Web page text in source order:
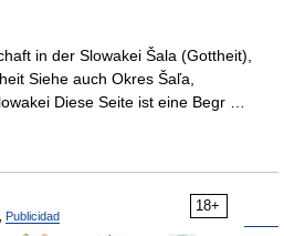
in der Slowakei Šala (Gottheit),
Siehe auch Okres Šaľa,
Diese Seite ist eine Begr …
18+
Publicidad